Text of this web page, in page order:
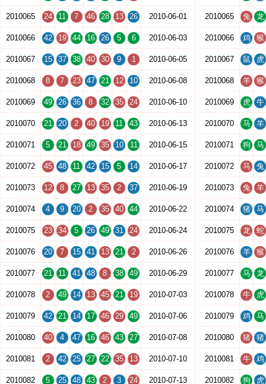
2010065 24 11 7 46 28 13 26 2010-06-01
2010066 42 19 44 16 26 5 6 2010-06-03
2010067 15 37 38 40 30 9 1 2010-06-05
2010068 8 7 23 47 21 12 10 2010-06-08
2010069 49 26 36 8 32 35 24 2010-06-10
2010070 21 20 2 40 19 11 43 2010-06-13
2010071 5 21 18 49 35 10 11 2010-06-15
2010072 45 48 11 42 15 5 14 2010-06-17
2010073 12 8 27 13 35 2 37 2010-06-19
2010074 4 9 20 2 35 40 44 2010-06-22
2010075 23 34 5 26 49 31 24 2010-06-24
2010076 20 7 15 41 13 21 2 2010-06-26
2010077 21 11 41 48 8 38 49 2010-06-29
2010078 2 49 14 13 45 21 19 2010-07-03
2010079 42 21 14 17 46 29 49 2010-07-06
2010080 40 4 47 16 46 43 27 2010-07-08
2010081 2 42 25 27 22 35 13 2010-07-10
2010082 5 25 48 43 2 3 24 2010-07-13
2010065 兔 龙
2010066 鸡 猴
2010067 鼠 虎
2010068 羊 猴
2010069 虎 牛
2010070 马 羊
2010071 狗 马
2010072 马 兔
2010073 兔 羊
2010074 猪 马
2010075 龙 蛇
2010076 羊 猴
2010077 马 龙
2010078 牛 虎
2010079 鸡 马
2010080 猪 猪
2010081 牛 鸡
2010082 狗 虎